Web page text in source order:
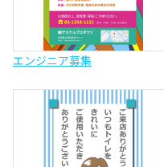
エンジニア募集